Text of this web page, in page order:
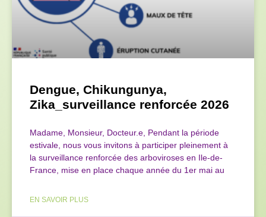
Dengue, Chikungunya,
Zika_surveillance renforcée 2026
Madame, Monsieur, Docteur.e, Pendant la période
estivale, nous vous invitons à participer pleinement à
la surveillance renforcée des arboviroses en Ile-de-
France, mise en place chaque année du 1er mai au
EN SAVOIR PLUS